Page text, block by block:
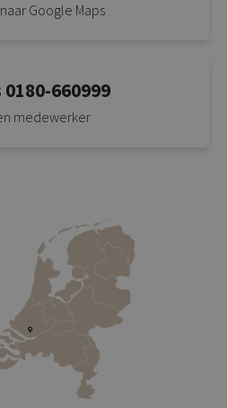
Google Maps
0180-660999
medewerker